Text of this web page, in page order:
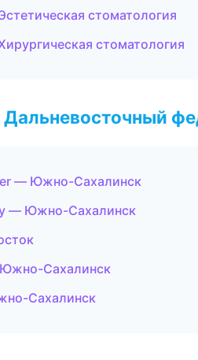
стоматология
стоматология
Дальневосточный
— Южно-Сахалинск
— Южно-Сахалинск
Сахалинск
Сахалинск